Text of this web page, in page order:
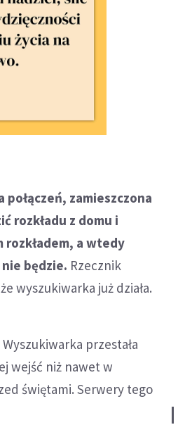
zamieszczona
rozkładu z domu i
a wtedy
będzie. Rzecznik
wyszukiwarka już działa.
przestała
wejść niż nawet w
świętami. Serwery tego